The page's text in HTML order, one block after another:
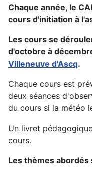
Chaque année, le
cours d'initiation à
Les cours se
d'octobre à
Villeneuve d'Ascq.
Chaque cours est
deux séances
du cours si la météo
Un livret
cours.
Les thèmes